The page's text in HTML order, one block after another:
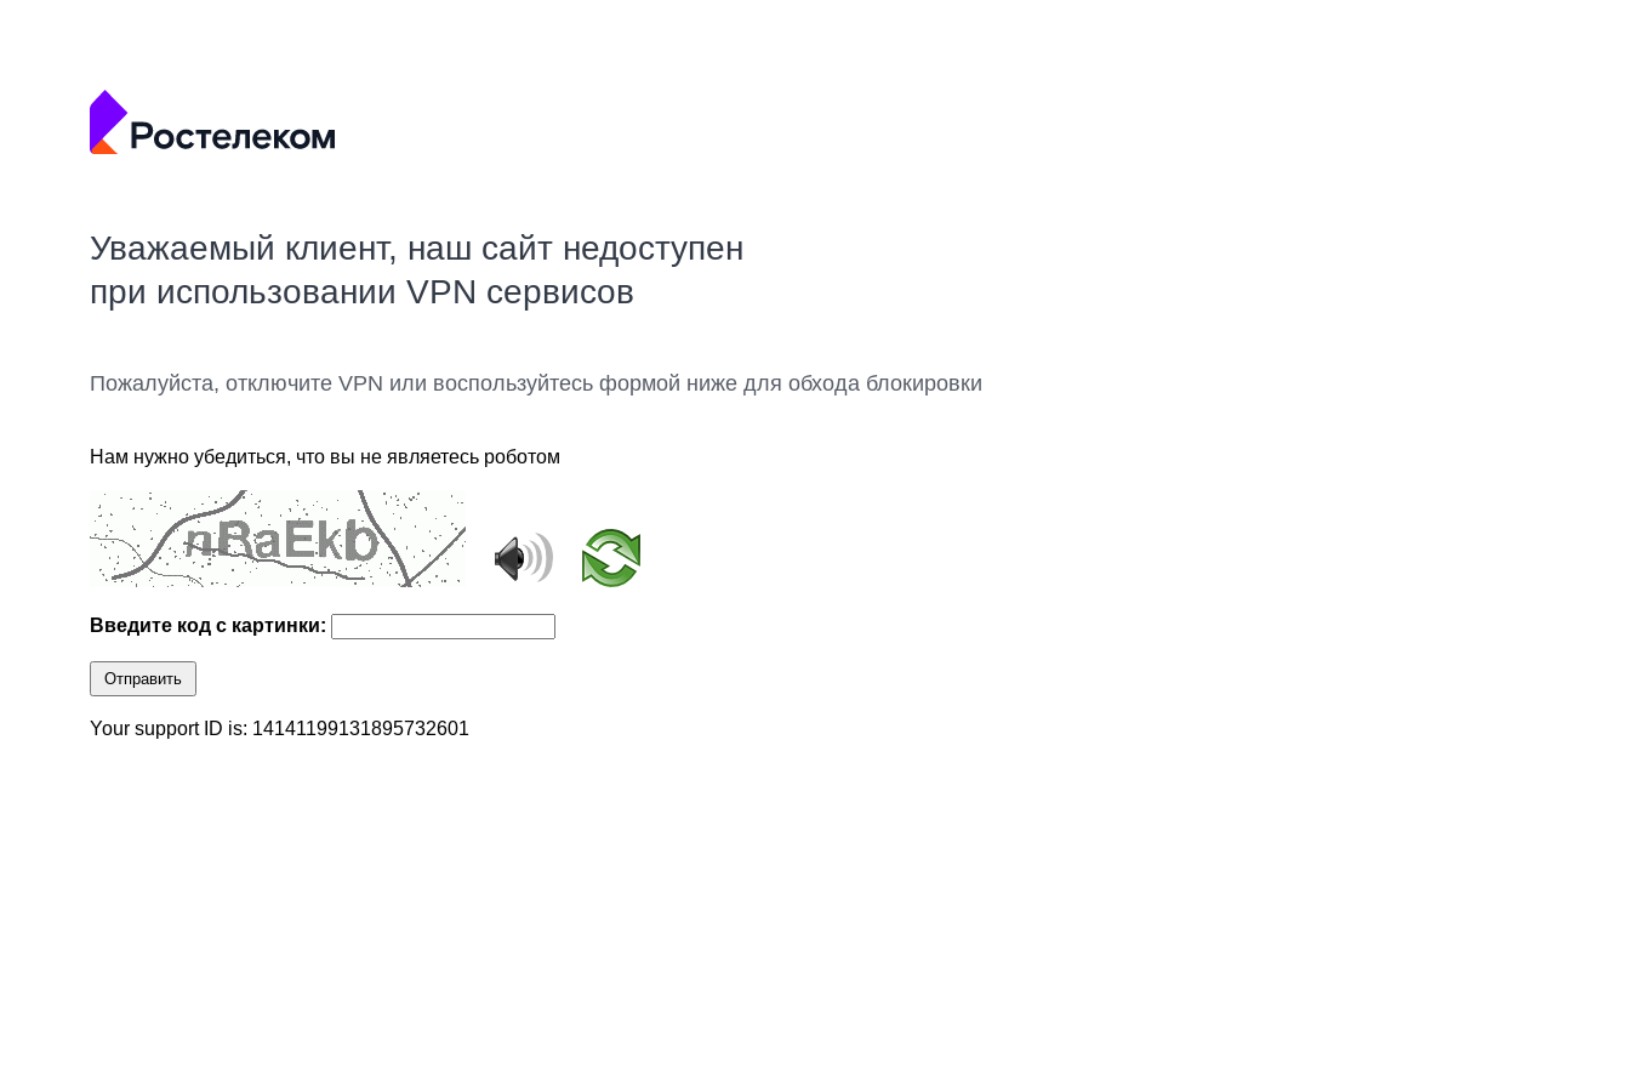
Уважаемый клиент, наш сайт недоступен
при использовании VPN сервисов
Пожалуйста, отключите VPN или воспользуйтесь формой ниже для обхода блокировки
Нам нужно убедиться, что вы не являетесь роботом
Введите код с картинки:
Отправить
Your support ID is: 14141199131895732601